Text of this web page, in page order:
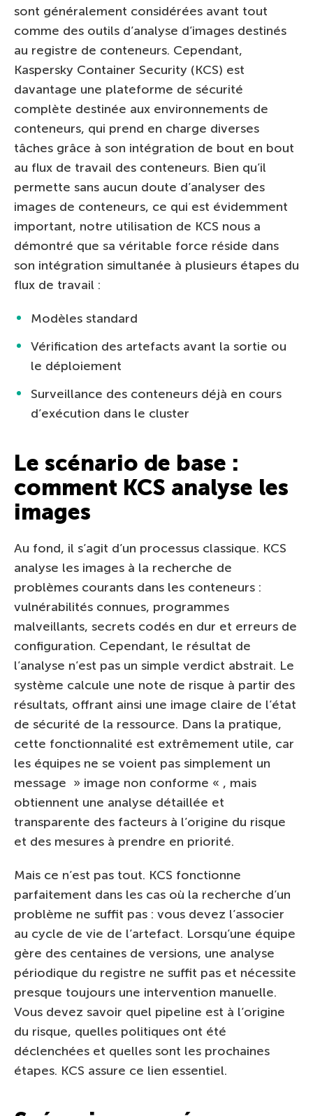
sont généralement considérées avant tout
comme des outils d’analyse d’images destinés
au registre de conteneurs. Cependant,
Kaspersky Container Security (KCS) est
davantage une plateforme de sécurité
complète destinée aux environnements de
conteneurs, qui prend en charge diverses
tâches grâce à son intégration de bout en bout
au flux de travail des conteneurs. Bien qu’il
permette sans aucun doute d’analyser des
images de conteneurs, ce qui est évidemment
important, notre utilisation de KCS nous a
démontré que sa véritable force réside dans
son intégration simultanée à plusieurs étapes du
flux de travail :
Modèles standard
Vérification des artefacts avant la sortie ou
le déploiement
Surveillance des conteneurs déjà en cours
d’exécution dans le cluster
Le scénario de base :
comment KCS analyse les
images
Au fond, il s’agit d’un processus classique. KCS
analyse les images à la recherche de
problèmes courants dans les conteneurs :
vulnérabilités connues, programmes
malveillants, secrets codés en dur et erreurs de
configuration. Cependant, le résultat de
l’analyse n’est pas un simple verdict abstrait. Le
système calcule une note de risque à partir des
résultats, offrant ainsi une image claire de l’état
de sécurité de la ressource. Dans la pratique,
cette fonctionnalité est extrêmement utile, car
les équipes ne se voient pas simplement un
message » image non conforme « , mais
obtiennent une analyse détaillée et
transparente des facteurs à l’origine du risque
et des mesures à prendre en priorité.
Mais ce n’est pas tout. KCS fonctionne
parfaitement dans les cas où la recherche d’un
problème ne suffit pas : vous devez l’associer
au cycle de vie de l’artefact. Lorsqu’une équipe
gère des centaines de versions, une analyse
périodique du registre ne suffit pas et nécessite
presque toujours une intervention manuelle.
Vous devez savoir quel pipeline est à l’origine
du risque, quelles politiques ont été
déclenchées et quelles sont les prochaines
étapes. KCS assure ce lien essentiel.